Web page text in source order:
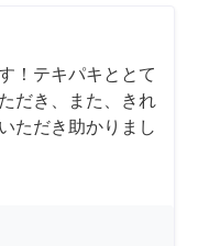
！テキパキととて
だき、また、きれ
ただき助かりまし